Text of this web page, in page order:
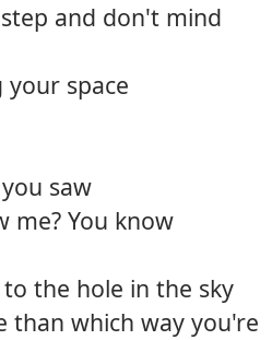
and don't mind
your space
saw
me? You know
the hole in the sky
than which way you're